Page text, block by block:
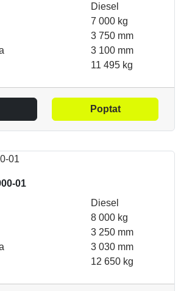
Diesel
7 000 kg
3 750 mm
3 100 mm
11 495 kg
Poptat
01
Diesel
8 000 kg
3 250 mm
3 030 mm
12 650 kg